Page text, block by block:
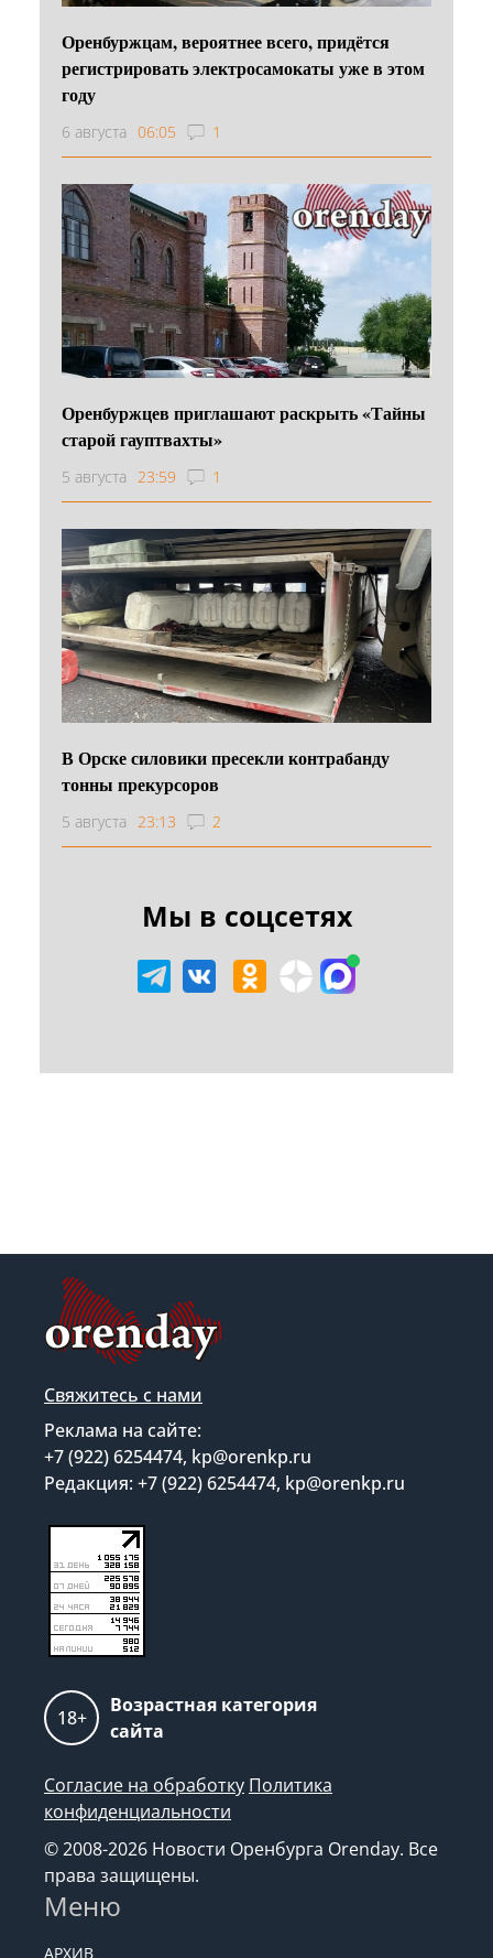
Оренбуржцам, вероятнее всего, придётся
регистрировать электросамокаты уже в этом
году
6 августа 06:05 1
Оренбуржцев приглашают раскрыть «Тайны
старой гауптвахты»
5 августа 23:59 1
В Орске силовики пресекли контрабанду
тонны прекурсоров
5 августа 23:13 2
Мы в соцсетях
Свяжитесь с нами
Реклама на сайте:
+7 (922) 6254474, kp@orenkp.ru
Редакция: +7 (922) 6254474, kp@orenkp.ru
18+
Возрастная категория
сайта
Согласие на обработку Политика
конфиденциальности
© 2008-2026 Новости Оренбурга Orenday. Все
права защищены.
Меню
АРХИВ